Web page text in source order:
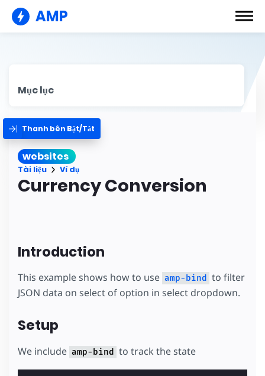
AMP
Mục lục
Thanh bên Bật/Tắt
websites
Tài liệu Ví dụ
Currency Conversion
Introduction
This example shows how to use amp-bind
to filter
JSON data on select of option in select dropdown.
Setup
We include amp-bind to track the state